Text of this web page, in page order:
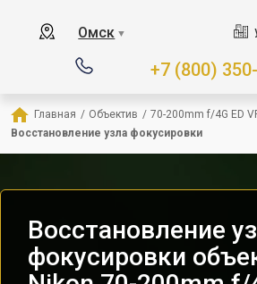
Омск ▼
+7 (800)
Главная / Объектив / 70-200mm f/4G ED
Восстановление узла фокусировки
Восстановление
фокусировки